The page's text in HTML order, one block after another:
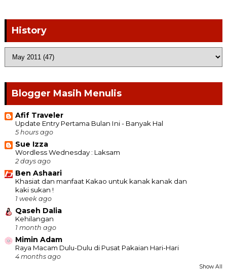
History
Blogger Masih Menulis
Afif Traveler
Update Entry Pertama Bulan Ini - Banyak Hal
5 hours ago
Sue Izza
Wordless Wednesday : Laksam
2 days ago
Ben Ashaari
Khasiat dan manfaat Kakao untuk kanak kanak dan
kaki sukan !
1 week ago
Qaseh Dalia
Kehilangan
1 month ago
Mimin Adam
Raya Macam Dulu-Dulu di Pusat Pakaian Hari-Hari
4 months ago
Show All